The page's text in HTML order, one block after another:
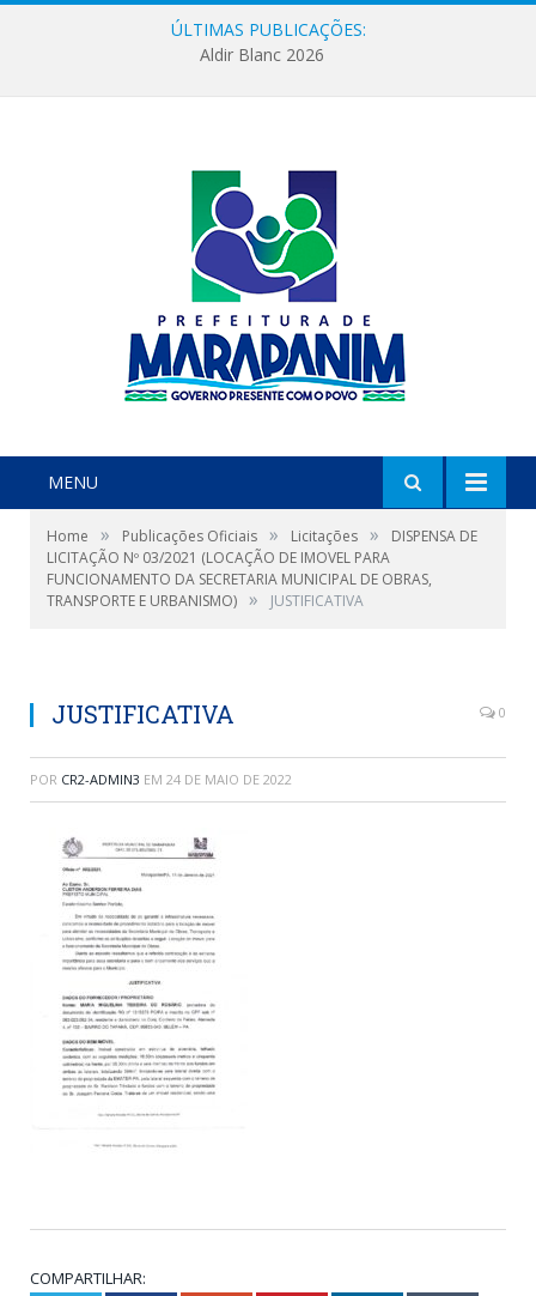
ÚLTIMAS PUBLICAÇÕES:
Aldir Blanc 2026
MENU
Home » Publicações Oficiais » Licitações »
DISPENSA DE
LICITAÇÃO Nº 03/2021 (LOCAÇÃO DE IMOVEL PARA
FUNCIONAMENTO DA SECRETARIA MUNICIPAL DE OBRAS,
TRANSPORTE E URBANISMO) » JUSTIFICATIVA
JUSTIFICATIVA 0
POR CR2-ADMIN3 EM 24 DE MAIO DE 2022
COMPARTILHAR: